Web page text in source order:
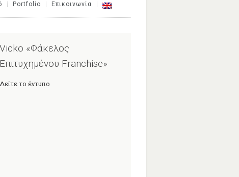
Portfolio Επικοινωνία
Vicko «Φάκελος
Επιτυχημένου Franchise»
Δείτε το έντυπο